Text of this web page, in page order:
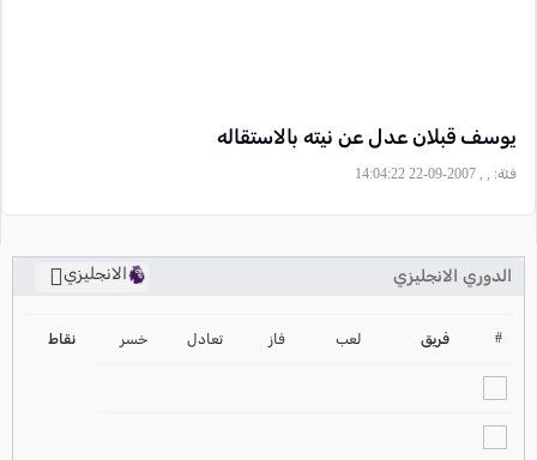
يوسف قبلان عدل عن نيته بالاستقاله
فئة: , , 2007-09-22 14:04:22
الدوري الانجليزي
الانجليزي
2024-2025 # فريق لعب فاز تعادل خسر نقاط